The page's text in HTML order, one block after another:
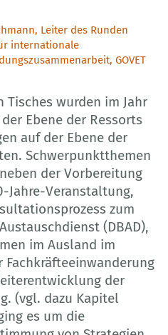
Leiter des Runden
internationale
GOVET
Tisches wurden im Jahr
Ebene der Ressorts
auf der Ebene der
Schwerpunktthemen
der Vorbereitung
Jahre-Veranstaltung,
zum
(DBAD),
im Ausland im
der
(vgl. dazu Kapitel
es um die